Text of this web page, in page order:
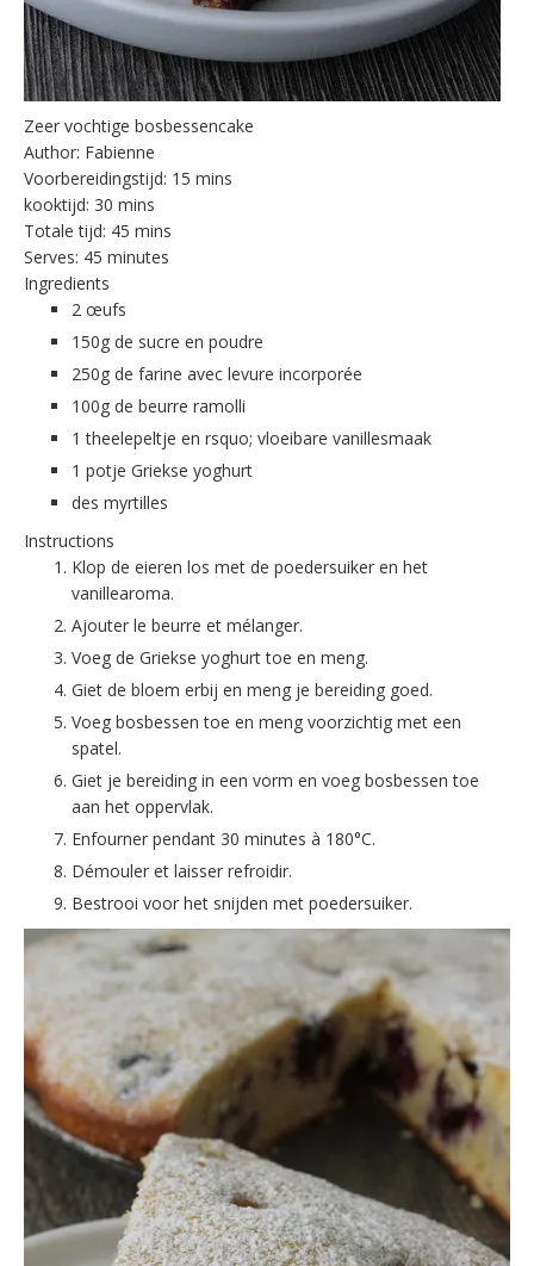
Zeer vochtige bosbessencake
Author: Fabienne
Voorbereidingstijd: 15 mins
kooktijd: 30 mins
Totale tijd: 45 mins
Serves: 45 minutes
Ingredients
2 œufs
150g de sucre en poudre
250g de farine avec levure incorporée
100g de beurre ramolli
1 theelepeltje en rsquo; vloeibare vanillesmaak
1 potje Griekse yoghurt
des myrtilles
Instructions
Klop de eieren los met de poedersuiker en het
vanillearoma.
Ajouter le beurre et mélanger.
Voeg de Griekse yoghurt toe en meng.
Giet de bloem erbij en meng je bereiding goed.
Voeg bosbessen toe en meng voorzichtig met een
spatel.
Giet je bereiding in een vorm en voeg bosbessen toe
aan het oppervlak.
Enfourner pendant 30 minutes à 180°C.
Démouler et laisser refroidir.
Bestrooi voor het snijden met poedersuiker.